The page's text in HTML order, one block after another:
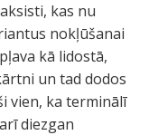
kas nu
nokļūšanai
kā lidostā,
un tad dodos
vien, ka terminālī
diezgan